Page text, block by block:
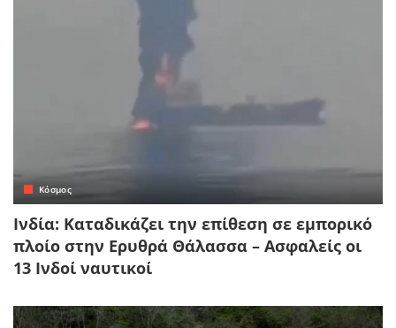
Κόσμος
Ινδία: Καταδικάζει την επίθεση σε εμπορικό
πλοίο στην Ερυθρά Θάλασσα – Ασφαλείς οι
13 Ινδοί ναυτικοί